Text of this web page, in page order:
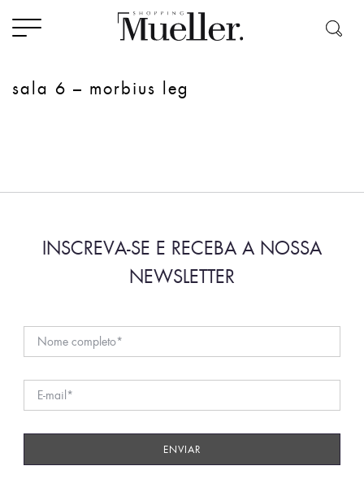
sala 6 – morbius leg
INSCREVA-SE E RECEBA A NOSSA
NEWSLETTER